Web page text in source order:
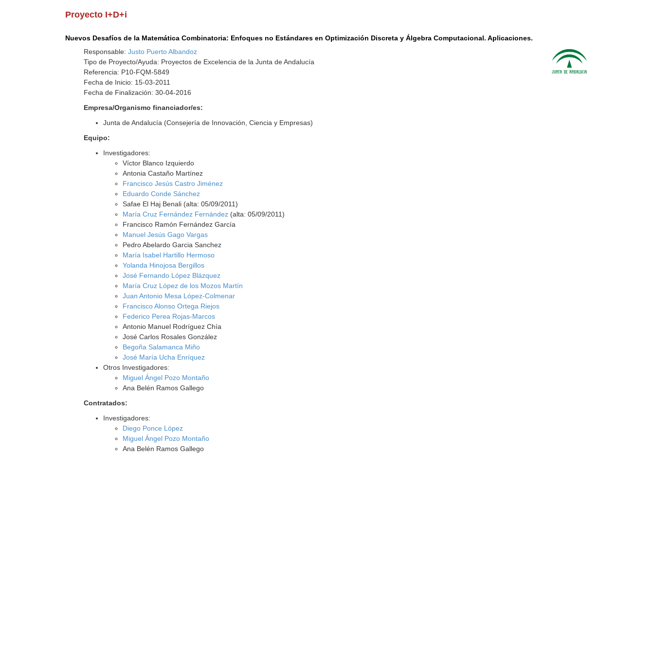
Proyecto I+D+i
Nuevos Desafíos de la Matemática Combinatoria: Enfoques no Estándares en Optimización Discreta y Álgebra Computacional. Aplicaciones.
Responsable:Justo Puerto Albandoz
Tipo de Proyecto/Ayuda: Proyectos de Excelencia de la Junta de Andalucía
Referencia: P10-FQM-5849
Fecha de Inicio: 15-03-2011
Fecha de Finalización: 30-04-2016
Empresa/Organismo financiador/es:
Junta de Andalucía (Consejería de Innovación, Ciencia y Empresas)
Equipo:
Investigadores:
Víctor Blanco Izquierdo
Antonia Castaño Martínez
Francisco Jesús Castro Jiménez
Eduardo Conde Sánchez
Safae El Haj Benali (alta: 05/09/2011)
María Cruz Fernández Fernández (alta: 05/09/2011)
Francisco Ramón Fernández García
Manuel Jesús Gago Vargas
Pedro Abelardo Garcia Sanchez
María Isabel Hartillo Hermoso
Yolanda Hinojosa Bergillos
José Fernando López Blázquez
María Cruz López de los Mozos Martín
Juan Antonio Mesa López-Colmenar
Francisco Alonso Ortega Riejos
Federico Perea Rojas-Marcos
Antonio Manuel Rodríguez Chía
José Carlos Rosales González
Begoña Salamanca Miño
José María Ucha Enríquez
Otros Investigadores:
Miguel Ángel Pozo Montaño
Ana Belén Ramos Gallego
Contratados:
Investigadores:
Diego Ponce López
Miguel Ángel Pozo Montaño
Ana Belén Ramos Gallego